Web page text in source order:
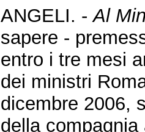
ANGELI. -Al
sapere -
entro i tre mesi
dei ministri
dicembre 2006,
della